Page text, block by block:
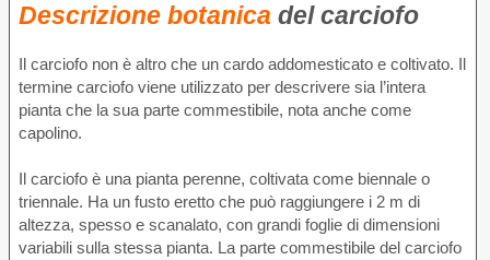
Descrizione botanica del carciofo
Il carciofo non è altro che un cardo addomesticato e coltivato. Il
termine carciofo viene utilizzato per descrivere sia l’intera
pianta che la sua parte commestibile, nota anche come
capolino.
Il carciofo è una pianta perenne, coltivata come biennale o
triennale. Ha un fusto eretto che può raggiungere i 2 m di
altezza, spesso e scanalato, con grandi foglie di dimensioni
variabili sulla stessa pianta. La parte commestibile del carciofo